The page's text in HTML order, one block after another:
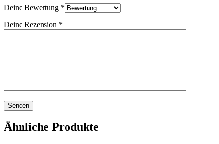
Deine Bewertung *
Deine Rezension *
Ähnliche Produkte